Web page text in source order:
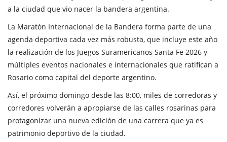
a la ciudad que vio nacer la bandera argentina.
La Maratón Internacional de la Bandera forma parte de una
agenda deportiva cada vez más robusta, que incluye este año
la realización de los Juegos Suramericanos Santa Fe 2026 y
múltiples eventos nacionales e internacionales que ratifican a
Rosario como capital del deporte argentino.
Así, el próximo domingo desde las 8:00, miles de corredoras y
corredores volverán a apropiarse de las calles rosarinas para
protagonizar una nueva edición de una carrera que ya es
patrimonio deportivo de la ciudad.